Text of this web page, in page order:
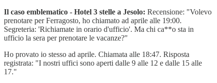
Il caso emblematico - Hotel 3 stelle a Jesolo: Recensione: "Volevo
prenotare per Ferragosto, ho chiamato ad aprile alle 19:00.
Segreteria: 'Richiamate in orario d'ufficio'. Ma chi ca**o sta in
ufficio la sera per prenotare le vacanze?"
Ho provato io stesso ad aprile. Chiamata alle 18:47. Risposta
registrata: "I nostri uffici sono aperti dalle 9 alle 12 e dalle 15 alle
17."